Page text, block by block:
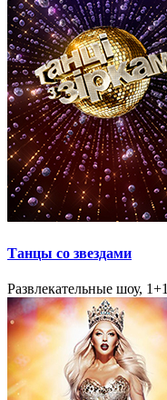
Танцы со звездами
Развлекательные шоу, 1+1